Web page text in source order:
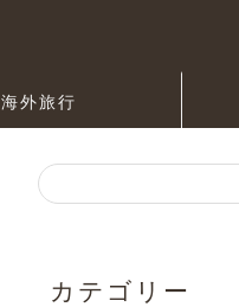
海外旅行
カテゴリー